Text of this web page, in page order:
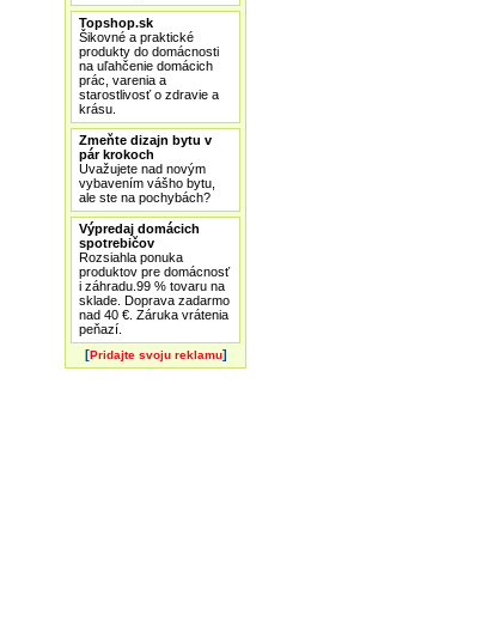
Topshop.sk
Šikovné a praktické
produkty do domácnosti
na uľahčenie domácich
prác, varenia a
starostlivosť o zdravie a
krásu.
Zmeňte dizajn bytu v
pár krokoch
Uvažujete nad novým
vybavením vášho bytu,
ale ste na pochybách?
Výpredaj domácich
spotrebičov
Rozsiahla ponuka
produktov pre domácnosť
i záhradu.99 % tovaru na
sklade. Doprava zadarmo
nad 40 €. Záruka vrátenia
peňazí.
[Pridajte svoju reklamu]